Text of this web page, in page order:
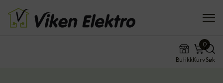
ButikkKurv
0
Søk